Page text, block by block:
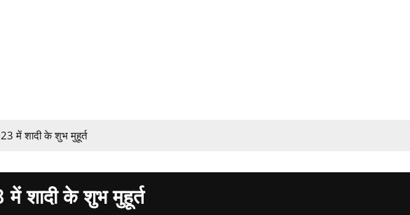
में शादी के शुभ मुहूर्त
शादी के शुभ मुहूर्त